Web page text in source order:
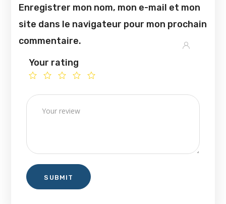
Enregistrer mon nom, mon e-mail et mon
site dans le navigateur pour mon prochain
commentaire.
Your rating